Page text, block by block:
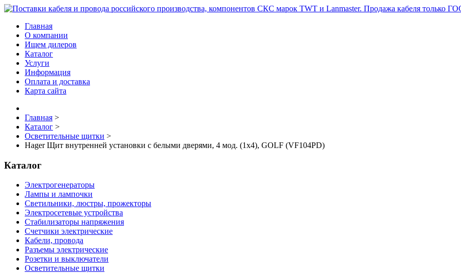
Главная
О компании
Ищем дилеров
Каталог
Услуги
Информация
Оплата и доставка
Карта сайта
Главная >
Каталог >
Осветительные щитки >
Hager Щит внутренней установки с белыми дверями, 4 мод. (1х4), GOLF (VF104PD)
Каталог
Электрогенераторы
Лампы и лампочки
Светильники, люстры, прожекторы
Электросетевые устройства
Стабилизаторы напряжения
Счетчики электрические
Кабели, провода
Разъемы электрические
Розетки и выключатели
Осветительные щитки